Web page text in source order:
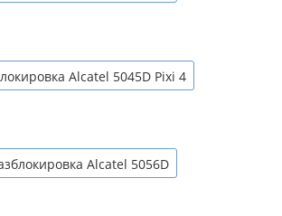
Alcatel 5045D Pixi 4
Alcatel 5056D